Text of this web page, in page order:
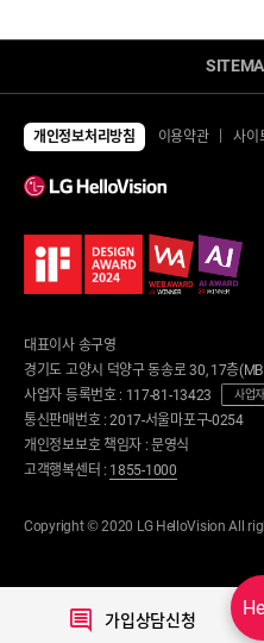
가입상담신청
전체상품
에어컨
냉난방기/선풍기
가습기
세탁기/건조기/청소기
세탁건조 패키지
세탁기
건조기
로봇청소기
무선청소기
의류관리기
음식물처리기/주방가전
전기밥솥
개인정보처리방침 이용약관 사이
대표이사 송구영
경기도 고양시 덕양구 동송로 30, 17층
사업자 등록번호 : 117-81-13423
사업
통신판매번호 : 2017-서울마포구-0254
개인정보보호 책임자 : 문영식
고객행복센터 : 1855-1000
Copyright © 2020 LG HelloVision All